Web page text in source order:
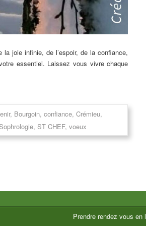
joie infinie, de l’espoir, de la confiance,
essentiel. Laissez vous vivre chaque
, Bourgoin, confiance, Crémieu,
, ST CHEF, voeux
Prendre rendez vous en